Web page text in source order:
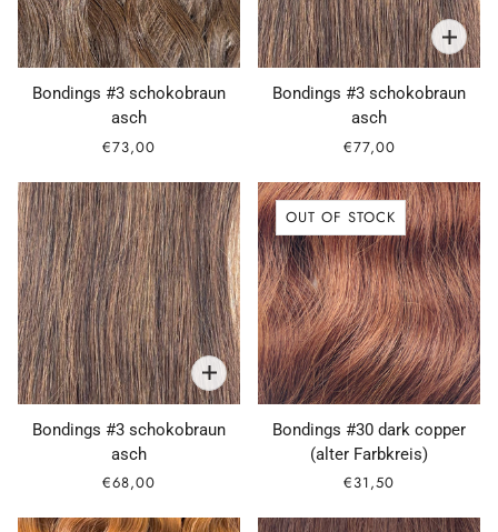
Bondings #3 schokobraun
asch
€73,00
Bondings #3 schokobraun
asch
€77,00
Bondings #3 schokobraun
asch
€68,00
OUT OF STOCK
Bondings #30 dark copper
(alter Farbkreis)
€31,50